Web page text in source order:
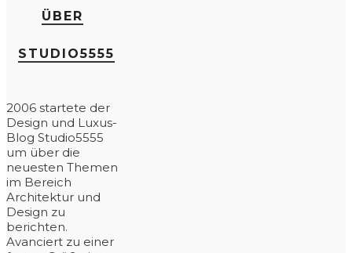
ÜBER
STUDIO5555
2006 startete der
Design und Luxus-
Blog Studio5555
um über die
neuesten Themen
im Bereich
Architektur und
Design zu
berichten.
Avanciert zu einer